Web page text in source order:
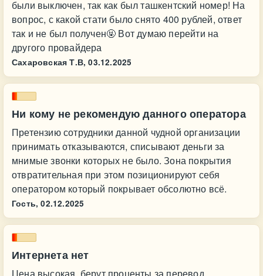
были выключен, так как был ташкентский номер! На
вопрос, с какой стати было снято 400 рублей, ответ
так и не был получен🤬 Вот думаю перейти на
другого провайдера
Сахаровская Т.В, 03.12.2025
Ни кому не рекомендую данного оператора
Претензию сотрудники данной чудной организации
принимать отказываются, списывают деньги за
мнимые звонки которых не было. Зона покрытия
отвратительная при этом позиционируют себя
оператором который покрывает обсолютно всё.
Гость, 02.12.2025
Интернета нет